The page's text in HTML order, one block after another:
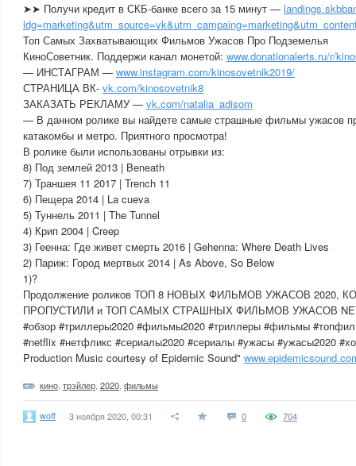
➤➤ Получи кредит в СКБ-банке всего за 15 минут —
Топ Самых Захватывающих Фильмов Ужасов Про Подземелья
КиноСоветник. Поддержи канал монетой: www.donationalerts.ru/r/
— ИНСТАГРАМ — www.instagram.com/kinosovetnik2019/
СТРАНИЦА ВК- vk.com/kinosovetnik8
ЗАКАЗАТЬ РЕКЛАМУ — vk.com/natalia_adisom
— В данном ролике вы найдете самые страшные фильмы ужасов
катакомбы и метро. Приятного просмотра!
В ролике были использованы отрывки из:
8) Под землей 2013 | Beneath
7) Траншея 11 2017 | Trench 11
6) Пещера 2014 | La cueva
5) Туннель 2011 | The Tunnel
4) Крип 2004 | Creep
3) Геенна: Где живет смерть 2016 | Gehenna: Where Death Lives
2) Париж: Город мертвых 2014 | As Above, So Below
1)?
Продолжение роликов ТОП 8 НОВЫХ ФИЛЬМОВ УЖАСОВ 2020,
ПРОПУСТИЛИ и ТОП САМЫХ СТРАШНЫХ ФИЛЬМОВ УЖАСОВ
#обзор #триллеры2020 #фильмы2020 #триллеры #фильмы
#netflix #нетфликс #сериалы2020 #сериалы #ужасы #ужасы2020
Production Music courtesy of Epidemic Sound"
кино трэйлер 2020 фильмы
woff 3 ноября 2020, 00:31 0 704